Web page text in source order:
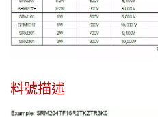
料號描述